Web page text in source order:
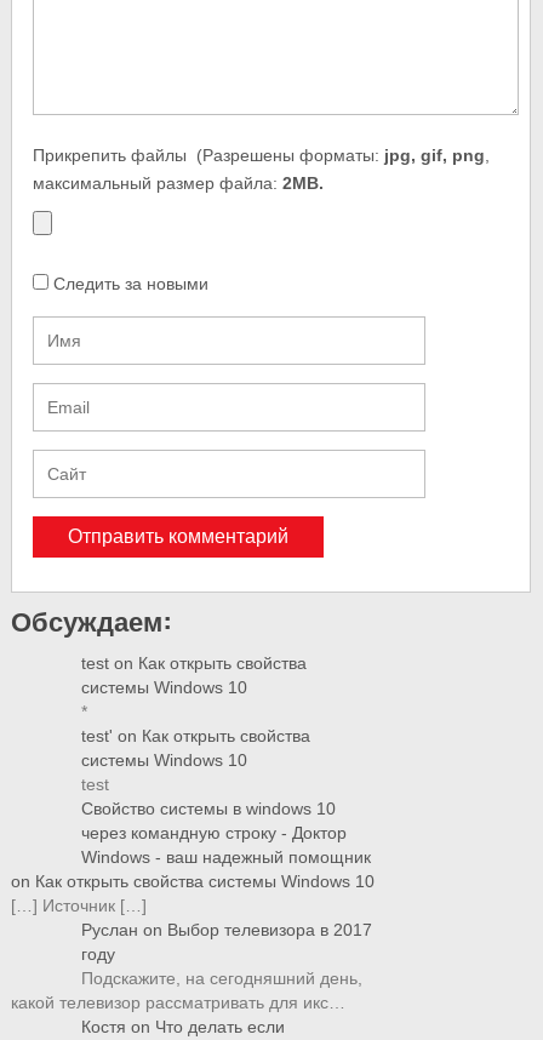
Прикрепить файлы (Разрешены форматы: jpg, gif, png
максимальный размер файла:2MB.
Следить за новыми
Обсуждаем:
test on Как открыть свойства
системы Windows 10
*
test' on Как открыть свойства
системы Windows 10
test
Свойство системы в windows 10
через командную строку - Доктор
Windows - ваш надежный помощник
on Как открыть свойства системы Windows 10
[…] Источник […]
Руслан on Выбор телевизора в 2017
году
Подскажите, на сегодняшний день,
какой телевизор рассматривать для икс…
Костя on Что делать если